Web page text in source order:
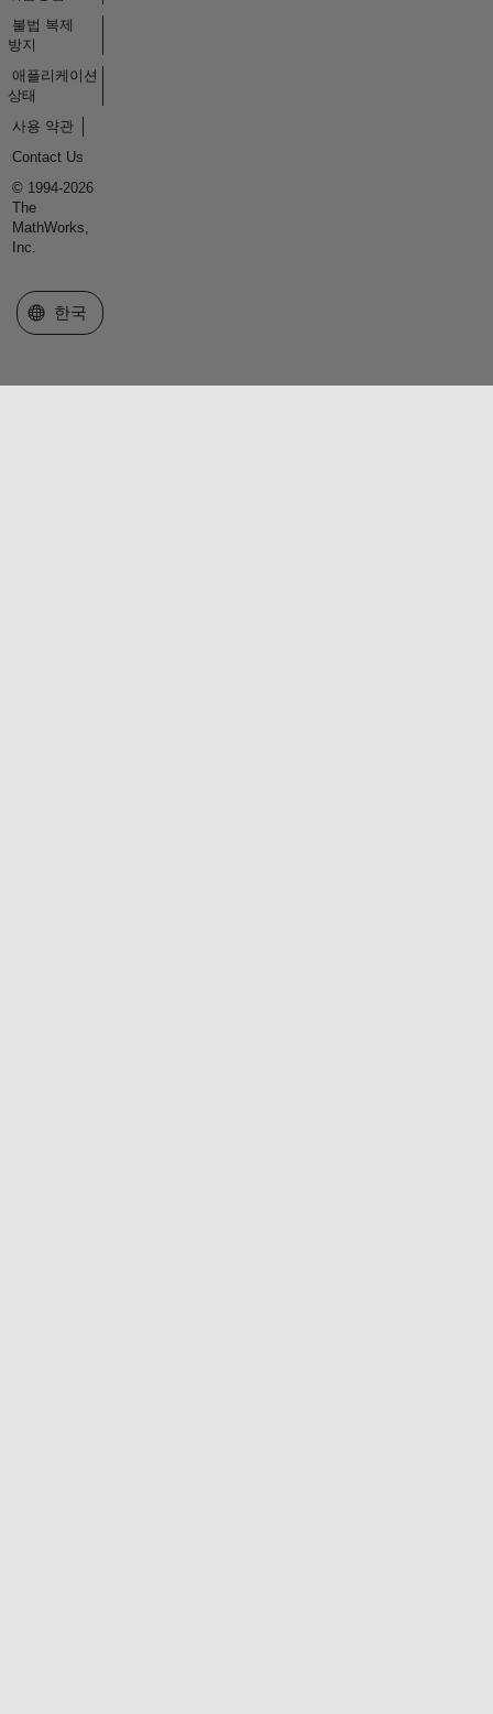
불법 복제
방지
애플리케이션
상태
사용 약관
Contact Us
© 1994-2026
The
MathWorks,
Inc.
웹사이트 선택
한국